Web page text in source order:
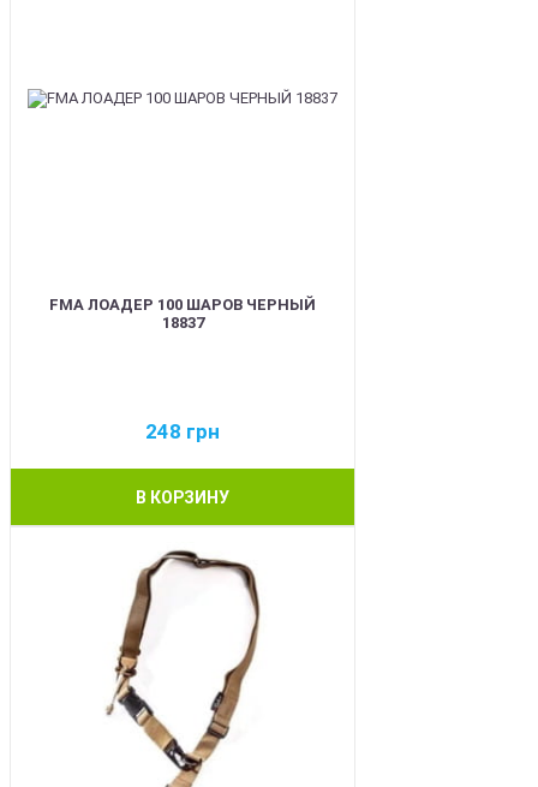
FMA ЛОАДЕР 100 ШАРОВ ЧЕРНЫЙ
18837
248 грн
В КОРЗИНУ